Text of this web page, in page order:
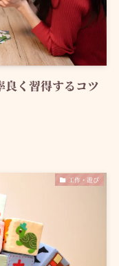
良く習得するコツ
工作・遊び